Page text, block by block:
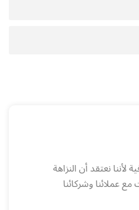
نعتقد أن النزاهة
مع عملائنا وشركائنا